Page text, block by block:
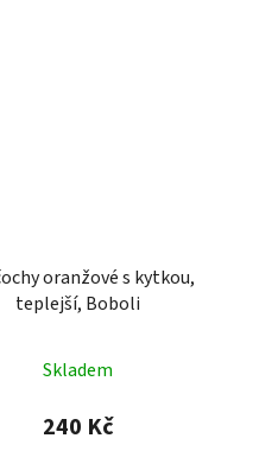
oranžové s kytkou,
teplejší, Boboli
Skladem
240 Kč